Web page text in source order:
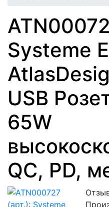
Systeme
USB
65W
QC, PD,